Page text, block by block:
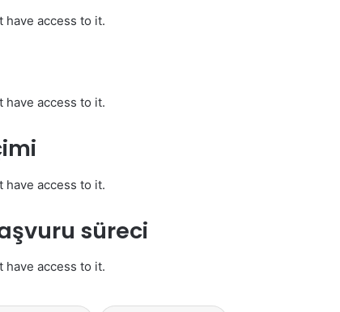
access to it.
access to it.
access to it.
süreci
access to it.